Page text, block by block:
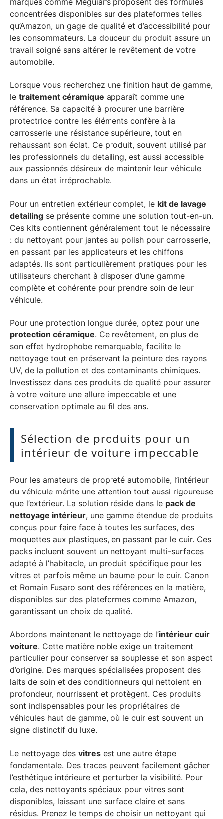
concentrées disponibles sur des plateformes telles
qu’Amazon, un gage de qualité et d’accessibilité pour
les consommateurs. La douceur du produit assure un
travail soigné sans altérer le revêtement de votre
automobile.
Lorsque vous recherchez une finition haut de gamme,
le traitement céramique apparaît comme une
référence. Sa capacité à procurer une barrière
protectrice contre les éléments confère à la
carrosserie une résistance supérieure, tout en
rehaussant son éclat. Ce produit, souvent utilisé par
les professionnels du detailing, est aussi accessible
aux passionnés désireux de maintenir leur véhicule
dans un état irréprochable.
Pour un entretien extérieur complet, le kit de lavage
detailing se présente comme une solution tout-en-un.
Ces kits contiennent généralement tout le nécessaire
: du nettoyant pour jantes au polish pour carrosserie,
en passant par les applicateurs et les chiffons
adaptés. Ils sont particulièrement pratiques pour les
utilisateurs cherchant à disposer d’une gamme
complète et cohérente pour prendre soin de leur
véhicule.
Pour une protection longue durée, optez pour une
protection céramique. Ce revêtement, en plus de
son effet hydrophobe remarquable, facilite le
nettoyage tout en préservant la peinture des rayons
UV, de la pollution et des contaminants chimiques.
Investissez dans ces produits de qualité pour assurer
à votre voiture une allure impeccable et une
conservation optimale au fil des ans.
Sélection de produits pour un
intérieur de voiture impeccable
Pour les amateurs de propreté automobile, l’intérieur
du véhicule mérite une attention tout aussi rigoureuse
que l’extérieur. La solution réside dans le pack de
nettoyage intérieur, une gamme étendue de produits
conçus pour faire face à toutes les surfaces, des
moquettes aux plastiques, en passant par le cuir. Ces
packs incluent souvent un nettoyant multi-surfaces
adapté à l’habitacle, un produit spécifique pour les
vitres et parfois même un baume pour le cuir. Canon
et Romain Fusaro sont des références en la matière,
disponibles sur des plateformes comme Amazon,
garantissant un choix de qualité.
Abordons maintenant le nettoyage de l’intérieur cuir
voiture. Cette matière noble exige un traitement
particulier pour conserver sa souplesse et son aspect
d’origine. Des marques spécialisées proposent des
laits de soin et des conditionneurs qui nettoient en
profondeur, nourrissent et protègent. Ces produits
sont indispensables pour les propriétaires de
véhicules haut de gamme, où le cuir est souvent un
signe distinctif du luxe.
Le nettoyage des vitres est une autre étape
fondamentale. Des traces peuvent facilement gâcher
l’esthétique intérieure et perturber la visibilité. Pour
cela, des nettoyants spéciaux pour vitres sont
disponibles, laissant une surface claire et sans
résidus. Prenez le temps de choisir un nettoyant qui